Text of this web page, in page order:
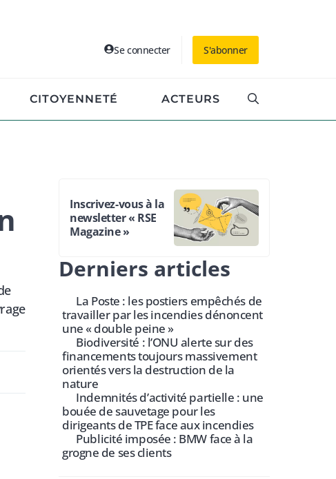
Se connecter S'abonner
CITOYENNETÉ ACTEURS
Inscrivez-vous à la
newsletter « RSE
Magazine »
Derniers articles
La Poste : les postiers empêchés de
travailler par les incendies dénoncent
une « double peine »
Biodiversité : l’ONU alerte sur des
financements toujours massivement
orientés vers la destruction de la
nature
Indemnités d’activité partielle : une
bouée de sauvetage pour les
dirigeants de TPE face aux incendies
Publicité imposée : BMW face à la
grogne de ses clients